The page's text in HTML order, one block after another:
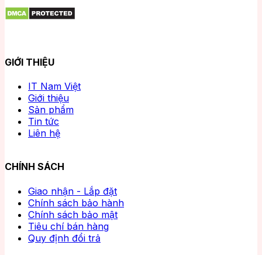
GIỚI THIỆU
IT Nam Việt
Giới thiệu
Sản phẩm
Tin tức
Liên hệ
CHÍNH SÁCH
Giao nhận - Lắp đặt
Chính sách bảo hành
Chính sách bảo mật
Tiêu chí bán hàng
Quy định đổi trả